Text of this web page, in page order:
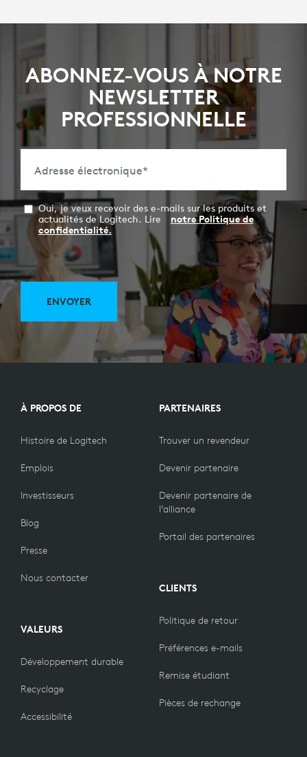
ABONNEZ-VOUS À NOTRE
NEWSLETTER
PROFESSIONNELLE
Adresse électronique*
Oui, je veux recevoir des e-mails sur les produits et
actualités de Logitech. Lire
notre Politique de
confidentialité.
ENVOYER
À PROPOS DE
Histoire de Logitech
Emplois
Investisseurs
Blog
Presse
Nous contacter
VALEURS
Développement durable
Recyclage
Accessibilité
PARTENAIRES
Trouver un revendeur
Devenir partenaire
Devenir partenaire de
l’alliance
Portail des partenaires
CLIENTS
Politique de retour
Préférences e-mails
Remise étudiant
Pièces de rechange